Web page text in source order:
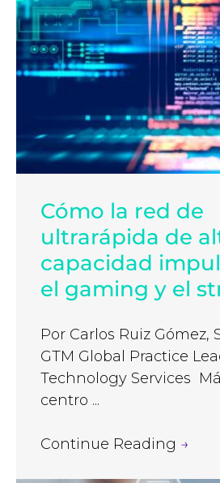
Cómo la red de
ultrarápida de
capacidad
el gaming y el
Por Carlos Ruiz Gómez,
GTM Global Practice
Technology Services
centro ...
Continue Reading →